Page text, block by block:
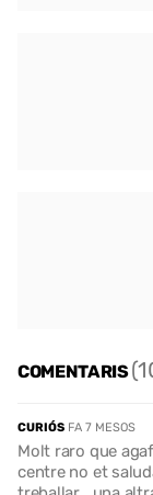
COMENTARIS
CURIÓS FA 7 MESOS
Molt raro que
centre no et